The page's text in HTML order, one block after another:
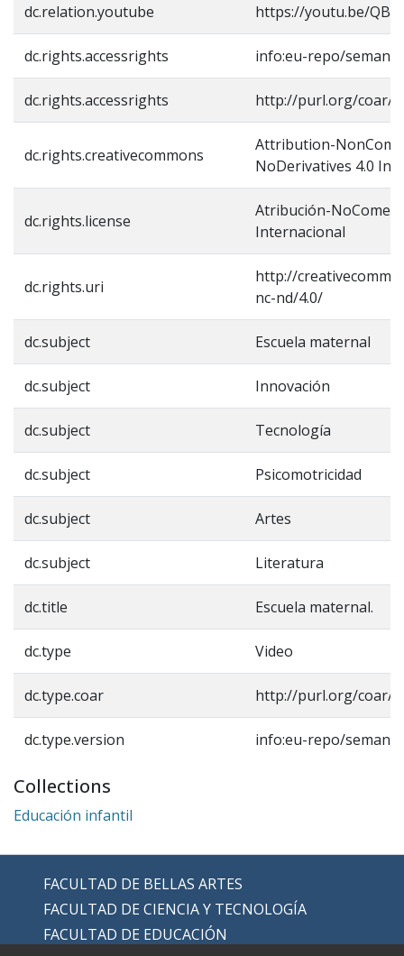
dc.relation.youtube https://youtu.be/
dc.rights.accessrights info:eu-repo/
dc.rights.accessrights http://purl.org/coar/
dc.rights.creativecommons
Attribution-
NoDerivatives 4.0
dc.rights.license
Atribución-
Internacional
dc.rights.uri
http://
nc-nd/4.0/
dc.subject Escuela maternal
dc.subject Innovación
dc.subject Tecnología
dc.subject Psicomotricidad
dc.subject Artes
dc.subject Literatura
dc.title Escuela maternal.
dc.type Video
dc.type.coar http://purl.org/coar/
dc.type.version info:eu-repo/
Collections
Educación infantil
FACULTAD DE BELLAS ARTES
FACULTAD DE CIENCIA Y TECNOLOGÍA
FACULTAD DE EDUCACIÓN